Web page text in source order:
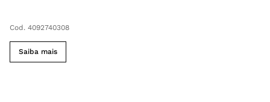
Cod. 4092740308
Saiba mais